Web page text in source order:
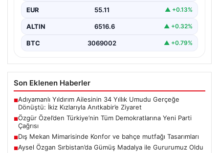
EUR 55.11 ▲ +0.13%
ALTIN 6516.6 ▲ +0.32%
BTC 3069002 ▲ +0.79%
Son Eklenen Haberler
■Adıyamanlı Yıldırım Ailesinin 34 Yıllık Umudu Gerçeğe
Dönüştü: İkiz Kızlarıyla Anıtkabir’e Ziyaret
■Özgür Özel’den Türkiye’nin Tüm Demokratlarına Yeni Parti
Çağrısı
■Dış Mekan Mimarisinde Konfor ve bahçe mutfağı Tasarımları
■Aysel Özgan Sırbistan’da Gümüş Madalya ile Gururumuz Oldu